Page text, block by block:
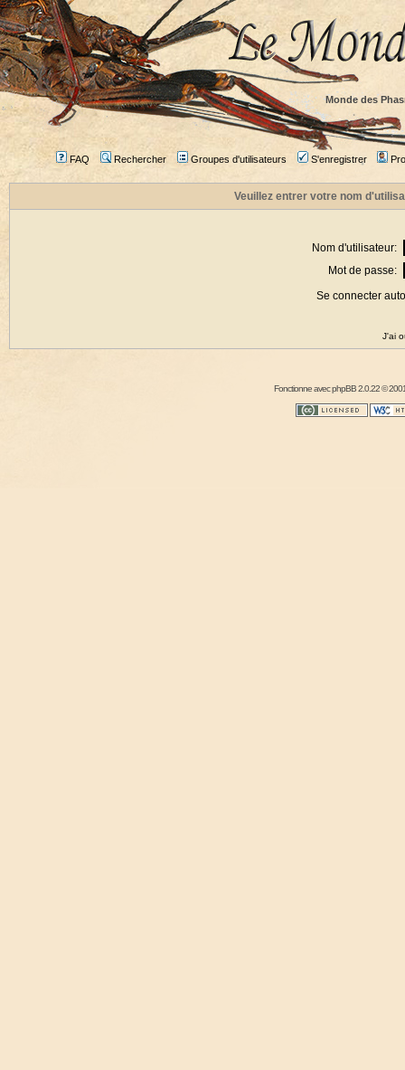
Monde des
FAQ Rechercher Groupes d'utilisateurs S'enregistrer
Veuillez entrer votre nom
Nom d'utilisateur:
Mot de passe:
Se connecter
J'ai
Fonctionne avecphpBB2.0.22 ©